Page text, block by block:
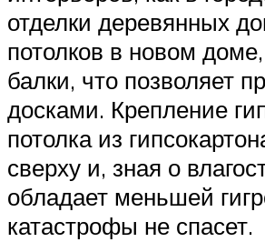
отделки деревянных
потолков в новом
балки, что позволяет
досками. Крепление
потолка из
сверху и, зная о
обладает меньшей
катастрофы не спасет.